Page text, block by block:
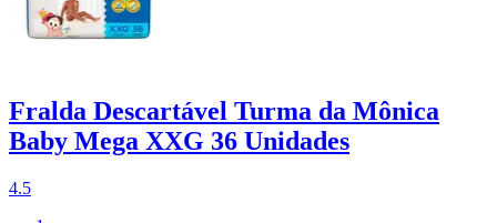
Fralda Descartável Turma da Mônica
Baby Mega XXG 36 Unidades
4.5